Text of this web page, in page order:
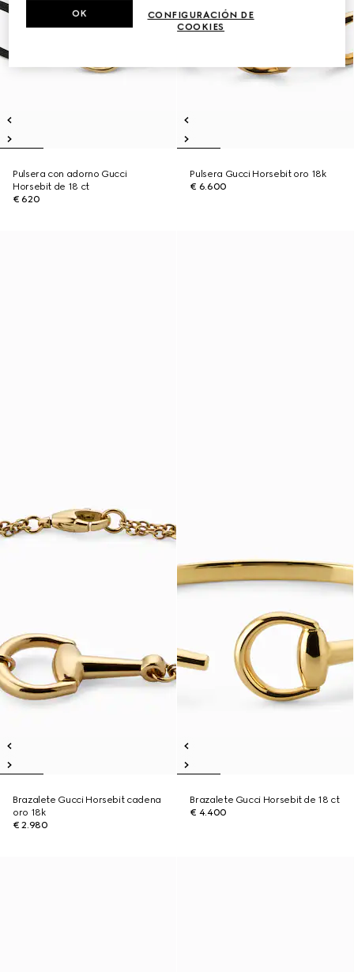
Pulsera con adorno Gucci
Horsebit de 18 ct
€ 620
Pulsera Gucci Horsebit oro 18k
€ 6.600
Brazalete Gucci Horsebit cadena
oro 18k
€ 2.980
Brazalete Gucci Horsebit de 18 ct
€ 4.400
CONFIGURACIÓN DE
COOKIES
OK